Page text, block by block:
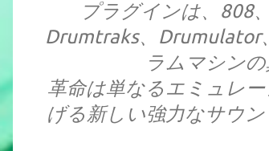
プラグインは、808
Drumtraks、Drumulator
ラムマシン
革命は単なるエミュレ
げる新しい強力なサウ